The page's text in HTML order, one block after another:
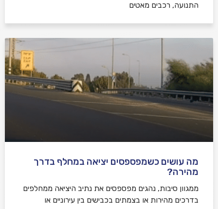
התנועה, רכבים מאטים
מה עושים כשמפספסים יציאה במחלף בדרך
מהירה?
ממגוון סיבות, נהגים מפספסים את נתיב היציאה ממחלפים
בדרכים מהירות או בצמתים בכבישים בין עירוניים או